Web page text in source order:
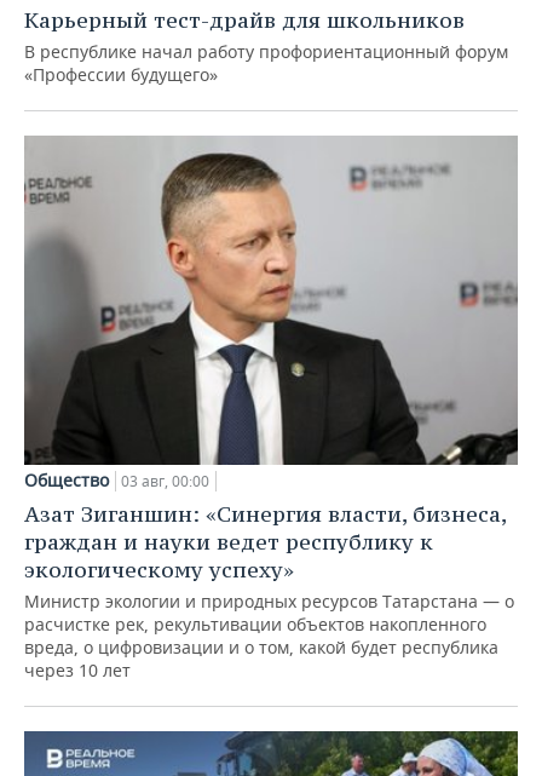
Карьерный тест-драйв для школьников
В республике начал работу профориентационный форум
«Профессии будущего»
Общество 03 авг, 00:00
Азат Зиганшин: «Синергия власти, бизнеса,
граждан и науки ведет республику к
экологическому успеху»
Министр экологии и природных ресурсов Татарстана — о
расчистке рек, рекультивации объектов накопленного
вреда, о цифровизации и о том, какой будет республика
через 10 лет